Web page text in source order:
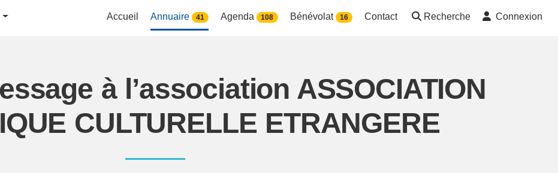
Accueil Annuaire 41 Agenda 108 Bénévolat 16 Contact Recherche Connexion
à l’association ASSOCIATION
CULTURELLE ETRANGERE